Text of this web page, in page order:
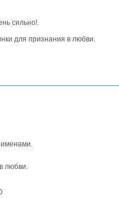
сильно!.
для признания в любви.
именами.
любви.